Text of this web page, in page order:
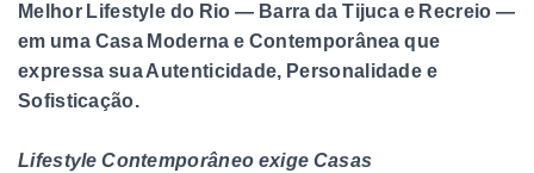
Melhor Lifestyle do Rio — Barra da Tijuca e Recreio —
em uma Casa Moderna e Contemporânea que
expressa sua Autenticidade, Personalidade e
Sofisticação.
Lifestyle Contemporâneo exige Casas